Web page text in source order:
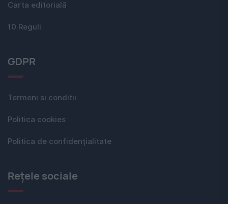
Carta editorială
10 Reguli
GDPR
Termeni si conditii
Politica cookies
Politica de confidențialitate
Rețele sociale